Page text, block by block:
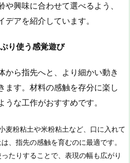
興味に合わせて選べるよう、
アを紹介しています。
り使う感覚遊び
から指先へと、より細かい動き
ます。材料の感触を存分に楽し
な工作がおすすめです。
麦粉粘土や米粉粘土など、口に入れて
、指先の感触を育むのに最適です。
たりすることで、表現の幅も広がり